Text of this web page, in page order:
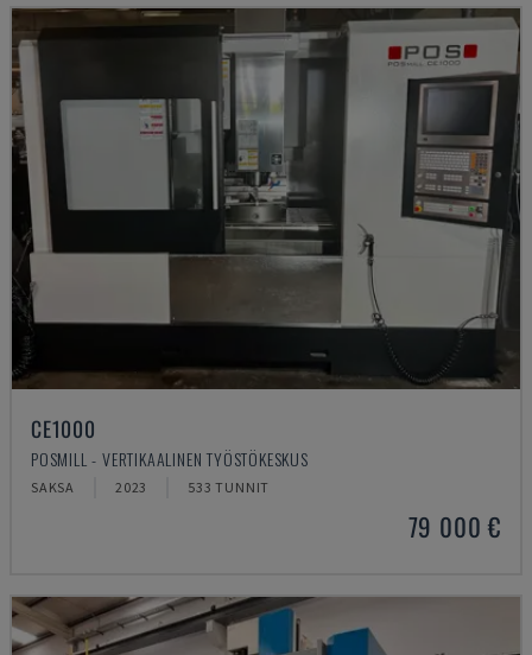
CE1000
POSMILL - VERTIKAALINEN TYÖSTÖKESKUS
SAKSA 2023 533 TUNNIT
79 000 €